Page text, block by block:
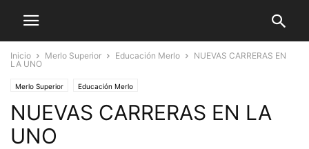
Inicio Merlo Superior Educación Merlo
NUEVAS CARRERAS EN
LA UNO
Merlo Superior Educación Merlo
NUEVAS CARRERAS EN LA
UNO